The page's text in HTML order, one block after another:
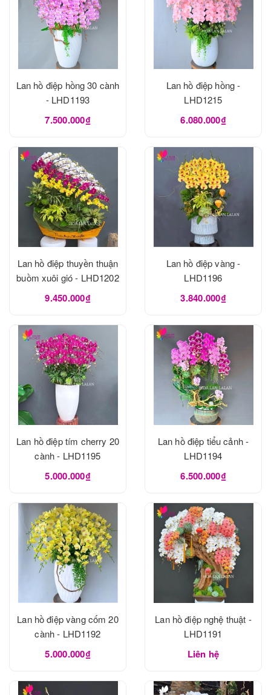
Lan hồ điệp hồng 30 cành
- LHD1193
7.500.000₫
Lan hồ điệp hồng -
LHD1215
6.080.000₫
Lan hồ điệp thuyền thuận
buồm xuôi gió - LHD1202
9.450.000₫
Lan hồ điệp vàng -
LHD1196
3.840.000₫
Lan hồ điệp tím cherry 20
cành - LHD1195
5.000.000₫
Lan hồ điệp tiểu cảnh -
LHD1194
6.500.000₫
Lan hồ điệp vàng cốm 20
cành - LHD1192
5.000.000₫
Lan hồ điệp nghệ thuật -
LHD1191
Liên hệ